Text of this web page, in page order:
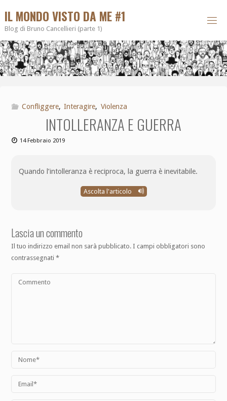
IL MONDO VISTO DA ME #1
Blog di Bruno Cancellieri (parte 1)
Confliggere, Interagire, Violenza
INTOLLERANZA E GUERRA
14 Febbraio 2019
Quando l’intolleranza è reciproca, la guerra è inevitabile.
Ascolta l'articolo
Lascia un commento
Il tuo indirizzo email non sarà pubblicato. I campi obbligatori sono
contrassegnati*